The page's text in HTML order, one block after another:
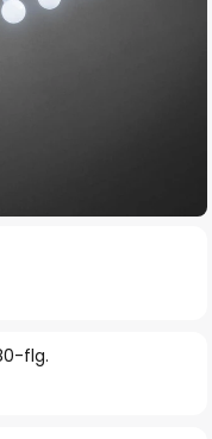
flg.